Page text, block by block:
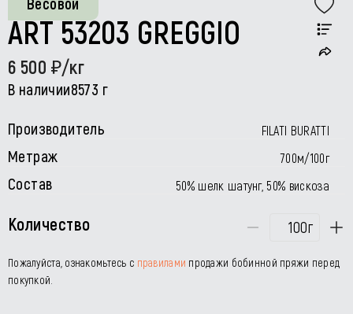
ART 53203 GREGGIO
6 500 /кг
В наличии8573 г
Производитель FILATI BURATTI
Метраж 700м/100г
Состав 50% шелк шатунг, 50% вискоза
Количество г
Пожалуйста, ознакомьтесь с правилами продажи бобинной пряжи перед
покупкой.